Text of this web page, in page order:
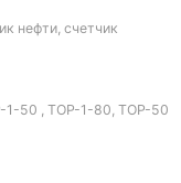
нефти, счетчик
1-50 , ТОР-1-80, ТОР-50